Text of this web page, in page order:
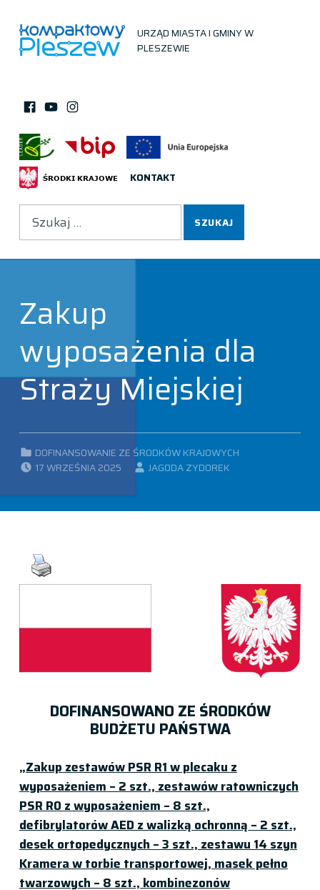
URZĄD MIASTA I GMINY W
PLESZEWIE
Facebook
You TubeInstagram
KONTAKT
Wyszukiwanie
Zakup
wyposażenia dla
Straży Miejskiej
CATEGORIZED IN:
DOFINANSOWANIE ZE ŚRODKÓW KRAJOWYCH
POSTED ON:
17 WRZEŚNIA 2025 WRITTEN BY:
JAGODA ZYDOREK
DOFINANSOWANO ZE ŚRODKÓW
BUDŻETU PAŃSTWA
„Zakup zestawów PSR R1 w plecaku z
wyposażeniem – 2 szt., zestawów ratowniczych
PSR R0 z wyposażeniem – 8 szt.,
defibrylatorów AED z walizką ochronną – 2 szt.,
desek ortopedycznych – 3 szt., zestawu 14 szyn
Kramera w torbie transportowej, masek pełno
twarzowych – 8 szt., kombinezonów